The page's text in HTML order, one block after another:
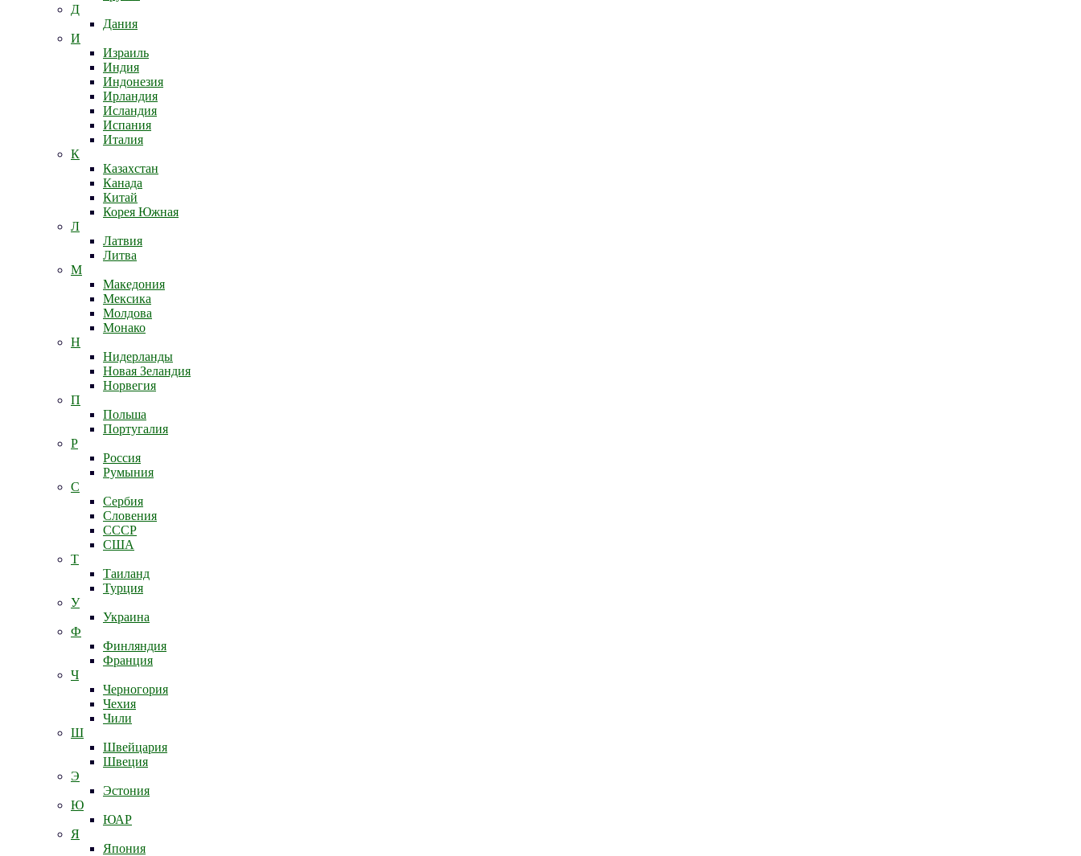
Д
Дания
И
Израиль
Индия
Индонезия
Ирландия
Исландия
Испания
Италия
К
Казахстан
Канада
Китай
Корея Южная
Л
Латвия
Литва
М
Македония
Мексика
Молдова
Монако
Н
Нидерланды
Новая Зеландия
Норвегия
П
Польша
Португалия
Р
Россия
Румыния
С
Сербия
Словения
СССР
США
Т
Таиланд
Турция
У
Украина
Ф
Финляндия
Франция
Ч
Черногория
Чехия
Чили
Ш
Швейцария
Швеция
Э
Эстония
Ю
ЮАР
Я
Япония